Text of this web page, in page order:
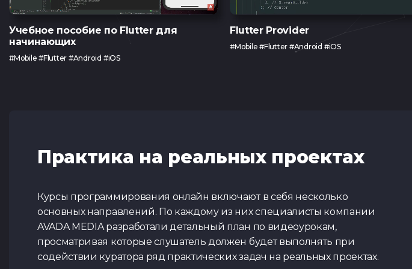
Учебное пособие по Flutter для
начинающих
#Mobile #Flutter #Android #iOS
Flutter Provider
#Mobile #Flutter #Android #iOS
Практика на реальных проектах
Курсы программирования онлайн включают в себя несколько
основных направлений. По каждому из них специалисты компании
AVADA MEDIA разработали детальный план по видеоурокам,
просматривая которые слушатель должен будет выполнять при
содействии куратора ряд практических задач на реальных проектах.